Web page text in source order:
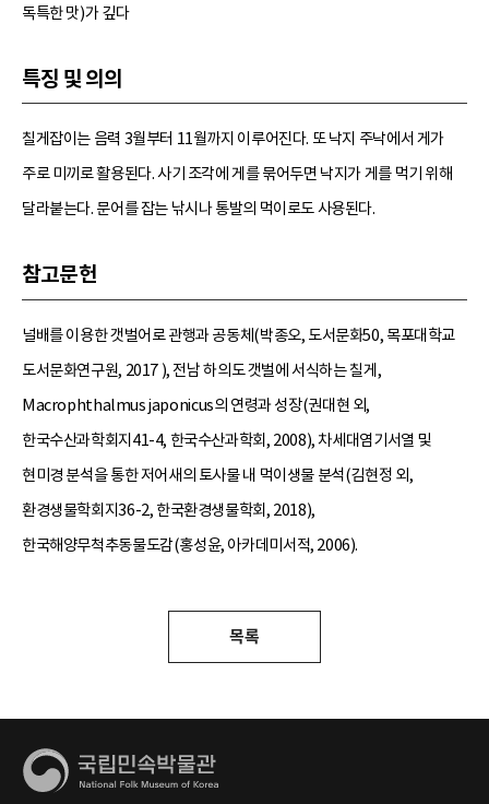
독특한 맛)가 깊다
특징 및 의의
칠게잡이는 음력 3월부터 11월까지 이루어진다. 또 낙지 주낙에서 게가
주로 미끼로 활용된다. 사기 조각에 게를 묶어두면 낙지가 게를 먹기 위해
달라붙는다. 문어를 잡는 낚시나 통발의 먹이로도 사용된다.
참고문헌
널배를 이용한 갯벌어로 관행과 공동체(박종오, 도서문화50, 목포대학교
도서문화연구원, 2017 ), 전남 하의도 갯벌에 서식하는 칠게,
Macrophthalmus japonicus의 연령과 성장(권대현 외,
한국수산과학회지41-4, 한국수산과학회, 2008), 차세대염기서열 및
현미경 분석을 통한 저어새의 토사물 내 먹이생물 분석(김현정 외,
환경생물학회지36-2, 한국환경생물학회, 2018),
한국해양무척추동물도감(홍성윤, 아카데미서적, 2006).
목록